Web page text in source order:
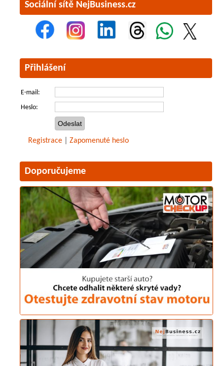
Sociální sítě NejBusiness.cz
Přihlášení
E-mail:
Heslo:
Registrace Zapomenuté heslo
Doporučujeme